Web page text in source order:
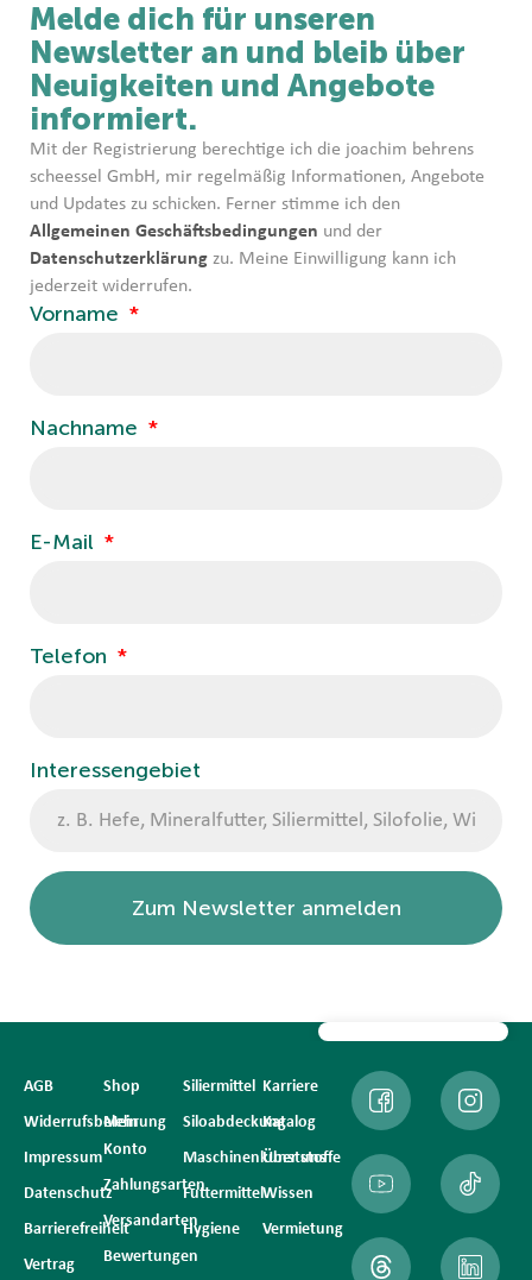
Melde dich für unseren
Newsletter an und bleib über
Neuigkeiten und Angebote
informiert.
Mit der Registrierung berechtige ich die joachim behrens
scheessel GmbH, mir regelmäßig Informationen, Angebote
und Updates zu schicken. Ferner stimme ich den
Allgemeinen Geschäftsbedingungen und der
Datenschutzerklärung zu. Meine Einwilligung kann ich
jederzeit widerrufen.
Vorname
Nachname
E-Mail
Telefon
Interessengebiet
Zum Newsletter anmelden
AGB
Widerrufsbelehrung
Impressum
Datenschutz
Barrierefreiheit
Vertrag
Shop
Mein
Konto
Zahlungsarten
Versandarten
Bewertungen
Siliermittel
Siloabdeckung
Maschinenkunststoffe
Futtermittel
Hygiene
Karriere
Katalog
Über uns
Wissen
Vermietung